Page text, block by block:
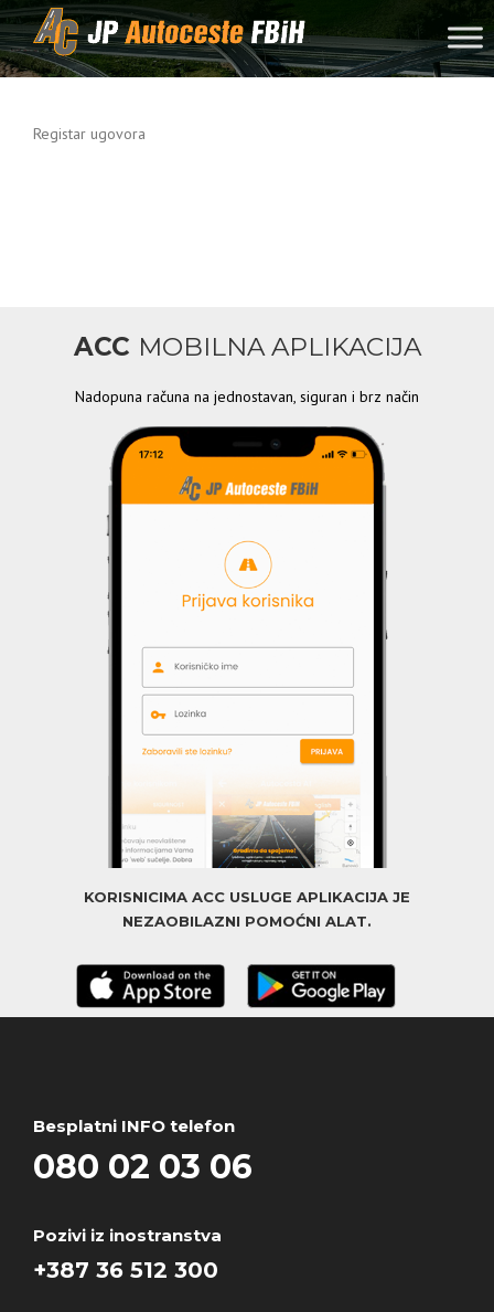
Skip to content
Registar ugovora
ACC MOBILNA APLIKACIJA
Nadopuna računa na jednostavan, siguran i brz način
KORISNICIMA ACC USLUGE APLIKACIJA JE
NEZAOBILAZNI POMOĆNI ALAT.
Besplatni INFO telefon
080 02 03 06
Pozivi iz inostranstva
+387 36 512 300